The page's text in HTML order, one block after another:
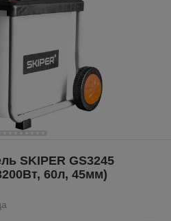
SKIPER GS3245
60л, 45мм)